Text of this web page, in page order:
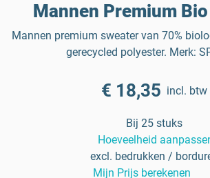
Mannen Premium
Mannen premium sweater van 70%
gerecycled polyester. Merk:
€ 18,35 incl. btw
Bij 25 stuks
Hoeveelheid
excl. bedrukken /
Mijn Prijs berekenen